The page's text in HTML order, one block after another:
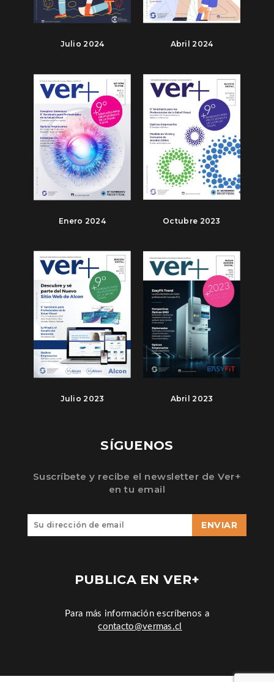
Julio 2024 Abril 2024
Enero 2024 Octubre 2023
Julio 2023 Abril 2023
SÍGUENOS
Suscríbete y recibe el newsletter de Ver+
en tu email
ENVIAR
PUBLICA EN VER+
Para más información escríbenos a
contacto@vermas.cl